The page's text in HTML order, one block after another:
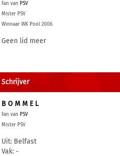
Fan van PSV
Mister PSV
Winnaar WK Pool 2006
Geen lid meer
Schrijver
B O M M E L
Fan van PSV
Mister PSV
Uit: Belfast
Vak: -